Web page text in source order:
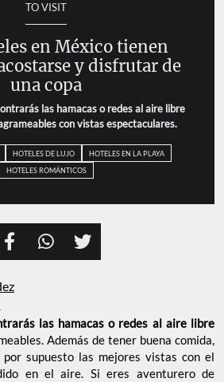
TO VISIT
en México tienen
y disfrutar de
una copa
las hamacas o redes al aire libre
con vistas espectaculares.
HOTELES DE LUJO
HOTELES EN LA PLAYA
HOTELES ROMÁNTICOS
las hamacas o redes al aire libre
Además de tener buena comida,
supuesto las mejores vistas con el
en el aire. Si eres aventurero de